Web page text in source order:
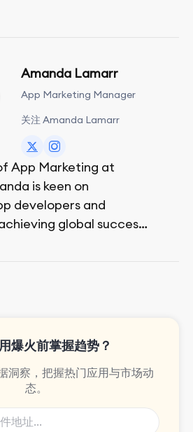
Amanda Lamarr
App Marketing Manager
关注 Amanda Lamarr
App Marketing at
is keen on
developers and
global success,
爆火前掌握趋势？
洞察，把握热门应用与市场动
态。